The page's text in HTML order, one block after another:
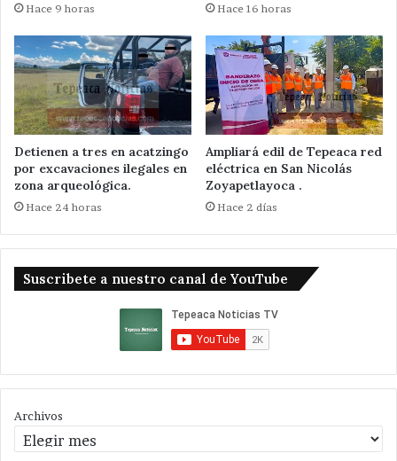
Hace 9 horas Hace 16 horas
Detienen a tres en acatzingo
por excavaciones ilegales en
zona arqueológica.
Hace 24 horas
Ampliará edil de Tepeaca red
eléctrica en San Nicolás
Zoyapetlayoca .
Hace 2 días
Suscribete a nuestro canal de YouTube
Archivos